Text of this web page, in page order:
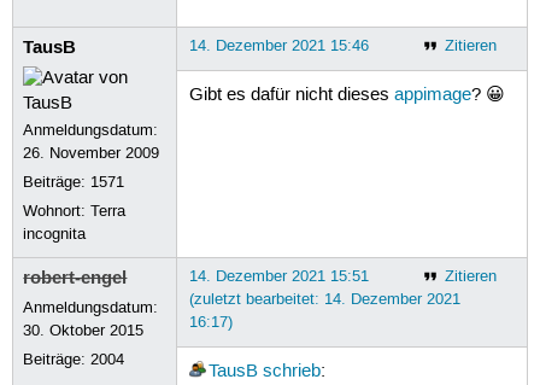
TausB
Anmeldungsdatum:
26. November 2009
Beiträge: 1571
Wohnort: Terra
incognita
Zitieren
14. Dezember 2021 15:46
Gibt es dafür nicht dieses appimage? 😀
robert-engel
Anmeldungsdatum:
30. Oktober 2015
Beiträge:2004
Zitieren
14. Dezember 2021 15:51
(zuletzt bearbeitet: 14. Dezember 2021
16:17)
TausB schrieb: